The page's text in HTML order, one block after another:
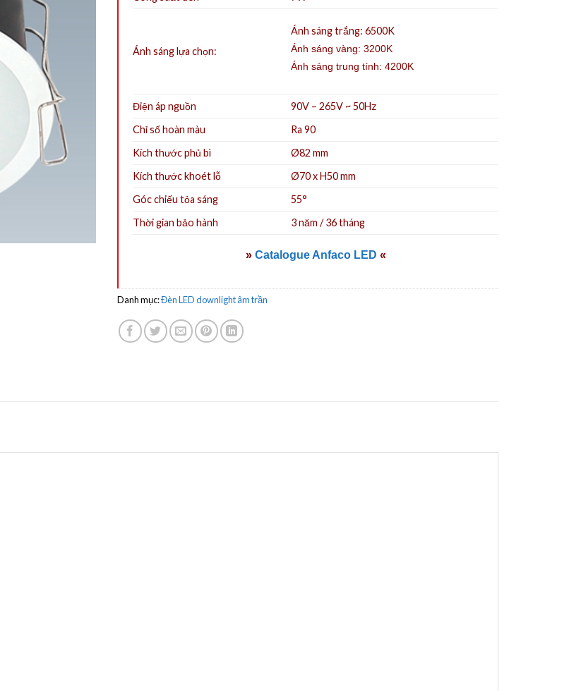
Ánh sáng lựa chọn:
Ánh sáng trắng: 6500K
Ánh sáng vàng: 3200K
Ánh sáng trung tính: 4200K
Điện áp nguồn
90V – 265V ~ 50Hz
Chỉ số hoàn màu
Ra 90
Kích thước phủ bì
Ø82 mm
Kích thước khoét lỗ
Ø70 x H50 mm
Góc chiếu tỏa sáng
55°
Thời gian bảo hành
3 năm / 36 tháng
» Catalogue Anfaco LED «
Danh mục:Đèn LED downlight âm trần